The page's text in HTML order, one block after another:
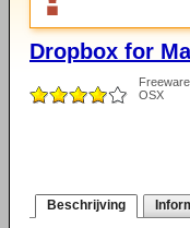
Dropbox for
Freeware
OSX
Beschrijving